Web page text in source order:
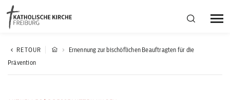
Bistumsregion Deutschfreiburg
RETOUR
Ernennung zur bischöflichen Beauftragten für die
Prävention